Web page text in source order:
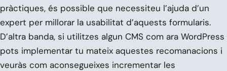
pràctiques, és possible que necessiteu l’ajuda d’un
expert per millorar la usabilitat d’aquests formularis.
D’altra banda, si utilitzes algun CMS com ara WordPress
pots implementar tu mateix aquestes recomanacions i
veuràs com aconsegueixes incrementar les